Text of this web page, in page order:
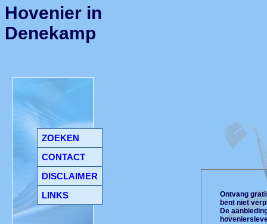
ZOEKEN
CONTACT
DISCLAIMER
LINKS
Hovenier in
Denekamp
Ontvang
bent niet
De